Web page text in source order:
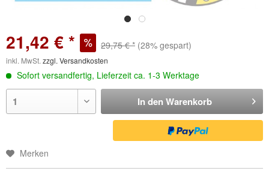
21,42 € * 29,75 € * (28% gespart)
inkl. MwSt. zzgl. Versandkosten
Sofort versandfertig, Lieferzeit ca. 1-3 Werktage
In den Warenkorb
Merken